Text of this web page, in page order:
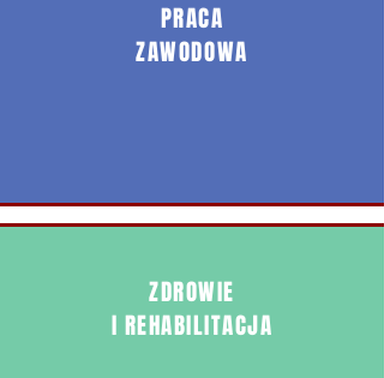
PRACA
ZAWODOWA
ZDROWIE
I REHABILITACJA